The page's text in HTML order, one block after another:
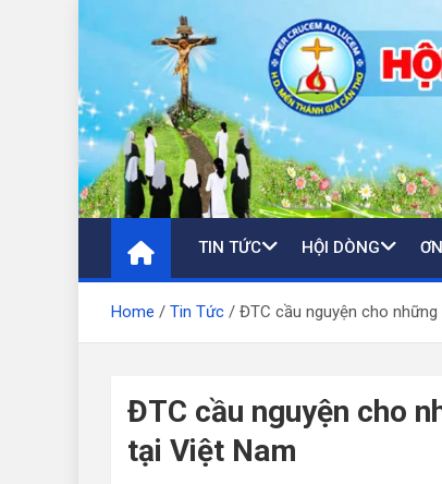
TIN TỨC HỘI DÒNG
Home Tin Tức ĐTC cầu nguyện cho
ĐTC cầu nguyện cho
tại Việt Nam